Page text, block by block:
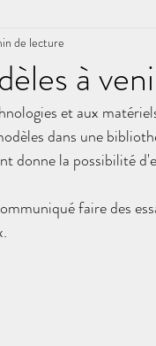
à
de lecture
et aux
dans une
donne la possibilité
faire des